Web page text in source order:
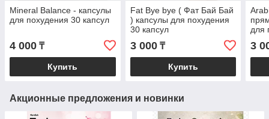
Mineral Balance - капсулы
для похудения 30 капсул
4 000 ₸
Купить
Fat Bye bye ( Фат Бай Бай
) капсулы для похудения
30 капсул
3 000₸
Купить
для
3
Акционные предложения и новинки